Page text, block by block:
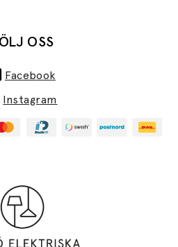
OSS
Facebook
Instagram